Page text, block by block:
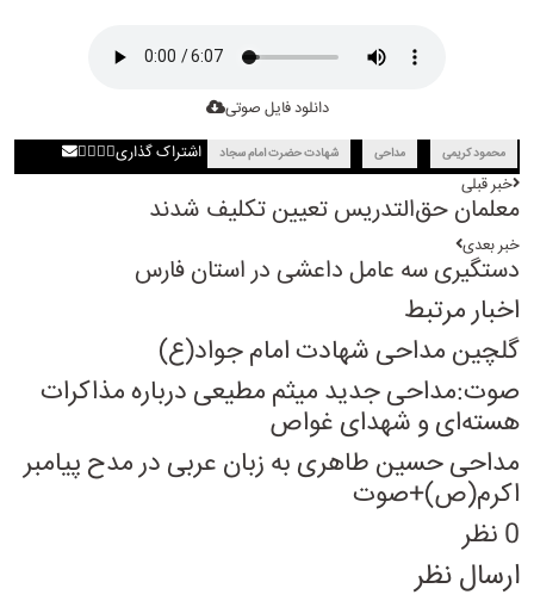
دانلود فایل صوتی
محمود کریمی مداحی شهادت حضرت امام سجاد
اشتراک گذاری
خبر قبلی
معلمان حق‌التدریس تعیین تکلیف شدند
خبر بعدی
دستگیری سه عامل داعشی در استان فارس
اخبار مرتبط
گلچین مداحی شهادت امام جواد(ع)
صوت:مداحی جدید میثم مطیعی درباره مذاکرات
هسته‌ای و شهدای غواص
مداحی حسین طاهری به زبان عربی در مدح پیامبر
اکرم(ص)+صوت
0 نظر
ارسال نظر